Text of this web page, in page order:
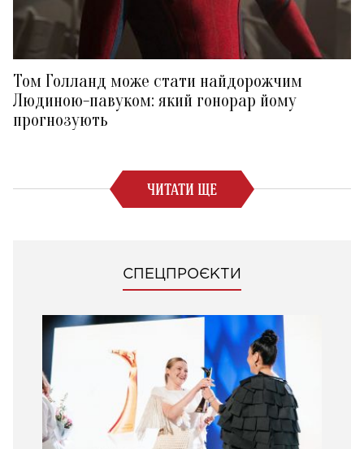
Том Голланд може стати найдорожчим
Людиною-павуком: який гонорар йому
прогнозують
ЧИТАТИ ЩЕ
СПЕЦПРОЄКТИ